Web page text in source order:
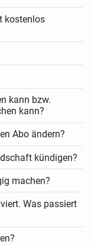
kostenlos
kann bzw.
kann?
Abo ändern?
kündigen?
machen?
Was passiert